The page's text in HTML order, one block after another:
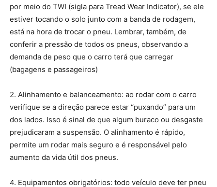
por meio do TWI (sigla para Tread Wear Indicator), se ele
estiver tocando o solo junto com a banda de rodagem,
está na hora de trocar o pneu. Lembrar, também, de
conferir a pressão de todos os pneus, observando a
demanda de peso que o carro terá que carregar
(bagagens e passageiros)
2. Alinhamento e balanceamento: ao rodar com o carro
verifique se a direção parece estar “puxando” para um
dos lados. Isso é sinal de que algum buraco ou desgaste
prejudicaram a suspensão. O alinhamento é rápido,
permite um rodar mais seguro e é responsável pelo
aumento da vida útil dos pneus.
4. Equipamentos obrigatórios: todo veículo deve ter pneu